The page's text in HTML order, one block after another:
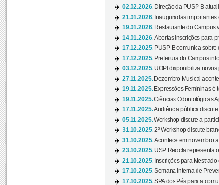
02.02.2026. Direção da PUSP-B
21.01.2026. Inauguradas
19.01.2026. Restaurante do Campus
14.01.2026.Abertas inscrições para
17.12.2025. PUSP-B comunica sobre
17.12.2025. Prefeitura do Campus
03.12.2025. UOPI disponibiliza novos
27.11.2025. Dezembro Musical
19.11.2025. Expressões Femininas é
19.11.2025.Ciências Odontológicas
17.11.2025.Audiência pública
05.11.2025.Workshop discute a
31.10.2025.2º Workshop discute
31.10.2025.Acontece em novembro
23.10.2025. USP Recicla representa
21.10.2025. Inscrições para
17.10.2025.Semana Interna de
17.10.2025.SPA dos Pés para a